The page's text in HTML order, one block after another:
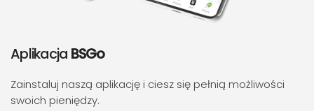
Aplikacja BSGo
Zainstaluj naszą aplikację i ciesz się pełnią możliwości
swoich pieniędzy.